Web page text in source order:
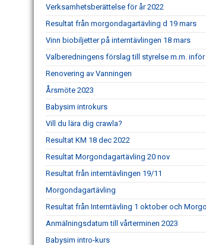
Verksamhetsberättelse för år 2022
Resultat från morgondagartävling d 19 mars
Vinn biobiljetter på interntävlingen 18 mars
Valberedningens förslag till styrelse m.m.
Renovering av Vanningen
Årsmöte 2023
Babysim introkurs
Vill du lära dig crawla?
Resultat KM 18 dec 2022
Resultat Morgondagartävling 20 nov
Resultat från interntävlingen 19/11
Morgondagartävling
Resultat från Interntävling 1 oktober och
Anmälningsdatum till vårterminen 2023
Babysim intro-kurs